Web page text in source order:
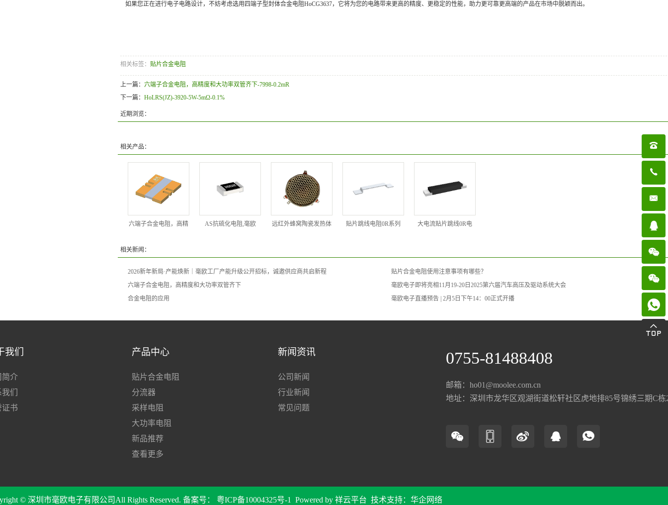
如果您正在进行电子电路设计，不妨考虑选用四端子型封体合金电阻HoCG3637，它将为您的电路带来更高的精度、更稳定的性能，助力更可靠更高端的产品在市场中脱颖而出。
相关标签： 贴片合金电阻
上一篇： 六端子合金电阻，高精度和大功率双管齐下-7998-0.2mR
下一篇： HoLRS(JZ)-3920-5W-5mΩ-0.1%
近期浏览：
相关产品：
六端子合金电阻，高精 AS抗硫化电阻,毫欧 远红外蜂窝陶瓷发热体 贴片跳线电阻0R系列 大电流贴片跳线0R电
相关新闻：
2026新年新局·产能焕新｜毫欧工厂产能升级公开招标，诚邀供应商共启新程
贴片合金电阻使用注意事项有哪些？
六端子合金电阻，高精度和大功率双管齐下
毫欧电子即将亮相11月19-20日2025第六届汽车高压及驱动系统大会
合金电阻的应用
毫欧电子直播预告 | 2月5日下午14：00正式开播
我们
简介
们
证书
产品中心
贴片合金电阻
分流器
采样电阻
大功率电阻
新品推荐
查看更多
新闻资讯
公司新闻
行业新闻
常见问题
0755-81488408
邮箱：ho01@moolee.com.cn
地址：深圳市龙华区观湖街道松轩社区虎地排85号锦绣三期C栋
© 深圳市毫欧电子有限公司All Rights Reserved. 备案号： 粤ICP备10004325号-1 Powered by 祥云平台 技术支持： 华企网络

